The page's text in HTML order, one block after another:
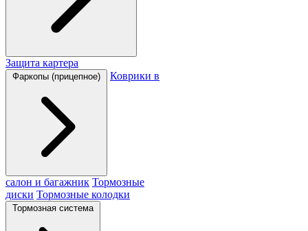
Защита картера
Фаркопы (прицепное) Коврики в
салон и багажник Тормозные
диски Тормозные колодки
Тормозная система